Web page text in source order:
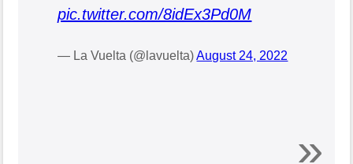
pic.twitter.com/8idEx3Pd0M
— La Vuelta (@lavuelta)August 24, 2022